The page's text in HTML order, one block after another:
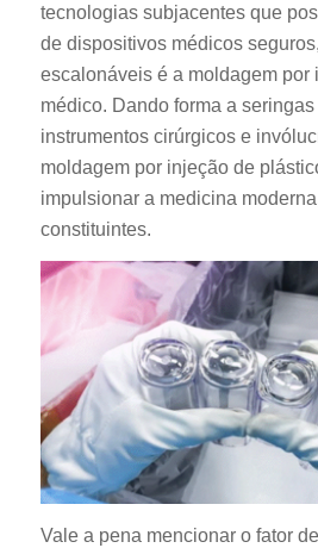
tecnologias subjacentes que
de dispositivos médicos
escalonáveis é a moldagem por
médico. Dando forma a seringas
instrumentos cirúrgicos e
moldagem por injeção de
impulsionar a medicina
constituintes.
Vale a pena mencionar o fator